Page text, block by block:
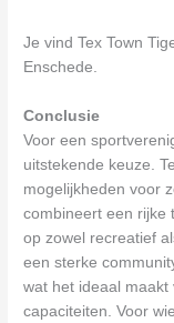
Je vind Tex Town
Enschede.
Conclusie
Voor een
uitstekende keuze.
mogelijkheden voor
combineert een rijke
op zowel recreatief
een sterke
wat het ideaal
capaciteiten. Voor